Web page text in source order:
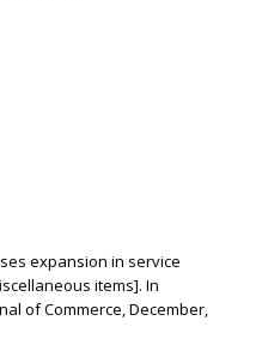
expansion in service
items]. In
of Commerce, December,